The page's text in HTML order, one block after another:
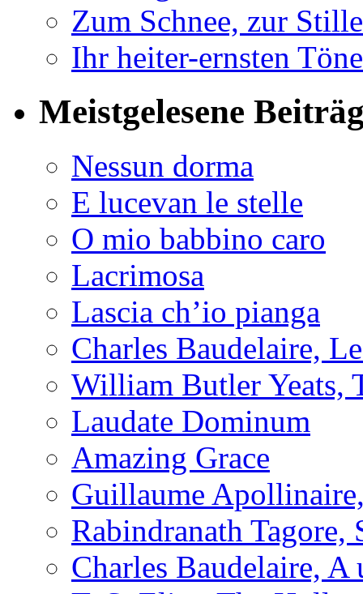
Zum Schnee, zur Stille
Ihr heiter-ernsten Töne
Meistgelesene
Nessun dorma
E lucevan le stelle
O mio babbino caro
Lacrimosa
Lascia ch’io pianga
Charles Baudelaire,
William Butler Yeats,
Laudate Dominum
Amazing Grace
Guillaume
Rabindranath
Charles Baudelaire, A